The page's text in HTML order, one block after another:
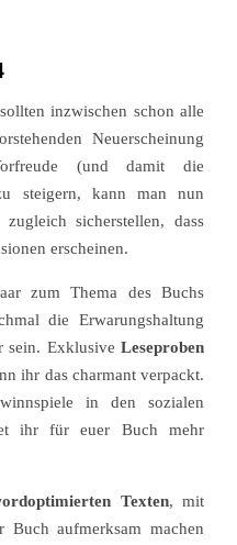
inzwischen schon alle
Neuerscheinung
(und damit die
steigern, kann man nun
sicherstellen, dass
erscheinen.
zum Thema des Buchs
die Erwarungshaltung
sein. Exklusive Leseproben
ihr das charmant verpackt.
in den sozialen
ihr für euer Buch mehr
Texten, mit
aufmerksam machen